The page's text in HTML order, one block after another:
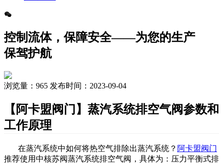
控制流体，保障安全——为您的生产
保驾护航
浏览量： 965 发布时间：2023-09-04
【阿卡盟阀门】蒸汽系统排空气阀参数和
工作原理
在蒸汽系统中如何将热空气排除出蒸汽系统 ？ 阿卡盟阀门
推荐使用中核苏阀蒸汽系统排空气阀， 具体为： 压力平衡式排